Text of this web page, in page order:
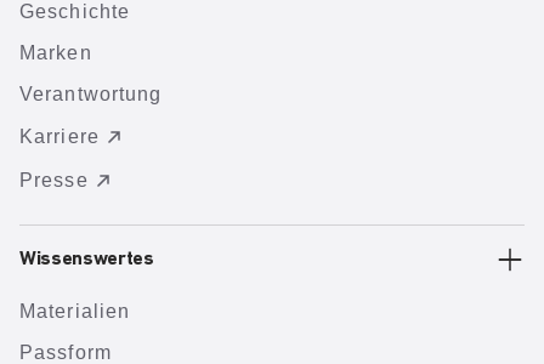
Geschichte
Marken
Verantwortung
Karriere
Presse
Wissenswertes
Materialien
Passform